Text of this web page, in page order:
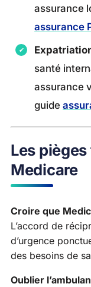
assurance
assurance
santé
assurance
guide
Les
Medicare
Croire que
L’accord de
d’urgence
des besoins de
Oublier